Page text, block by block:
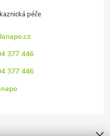
377 446
377 446